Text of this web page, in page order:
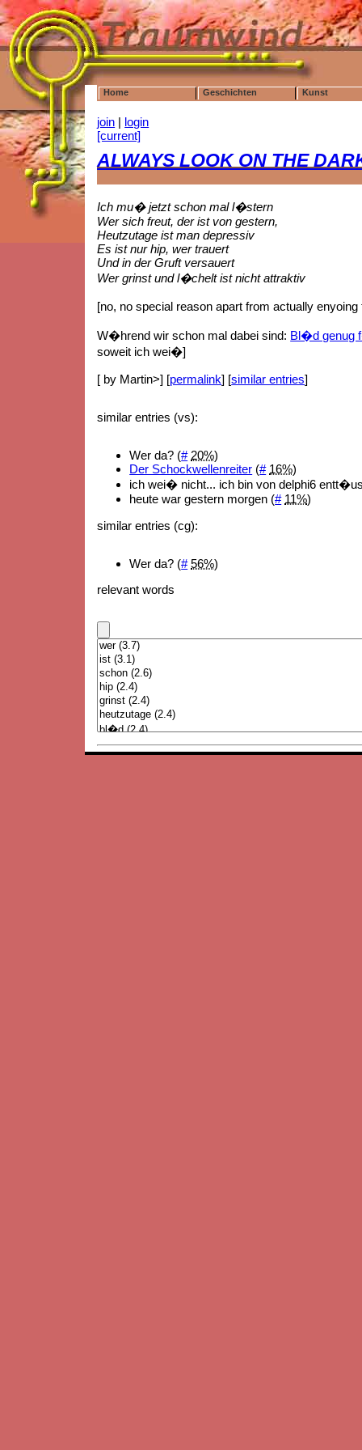
Home Geschichten Kunst
join | login
[current]
ALWAYS LOOK ON THE
Ich mu� jetzt schon mal l�stern
Wer sich freut, der ist von gestern,
Heutzutage ist man depressiv
Es ist nur hip, wer trauert
Und in der Gruft versauert
Wer grinst und l�chelt ist nicht attraktiv
[no, no special reason apart from actually enyoing
W�hrend wir schon mal dabei sind: Bl�d genug
soweit ich wei�]
[ by Martin>] [permalink] [similar entries]
similar entries (vs):
Wer da? (# 20%)
Der Schockwellenreiter (# 16%)
ich wei� nicht... ich bin von delphi6
heute war gestern morgen (# 11%)
similar entries (cg):
Wer da? (# 56%)
relevant words